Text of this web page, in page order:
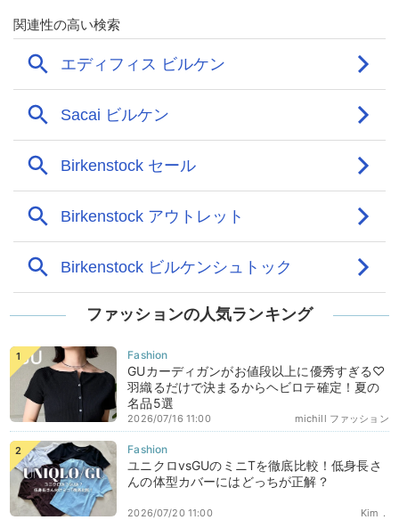
ファッションの人気ランキング
GUカーディガンがお値段以上に優秀すぎる♡
羽織るだけで決まるからヘビロテ確定！夏の
名品5選
michill ファッション
2026/07/16 11:00
ユニクロvsGUのミニTを徹底比較！低身長さ
んの体型カバーにはどっちが正解？
Kim．
2026/07/20 11:00